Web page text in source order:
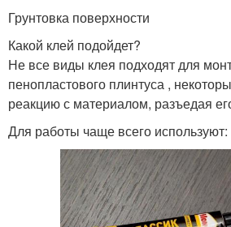
Грунтовка поверхности
Какой клей подойдет?
Не все виды клея подходят для
пенопластового плинтуса ,
реакцию с материалом, разъедая
Для работы чаще всего используют: